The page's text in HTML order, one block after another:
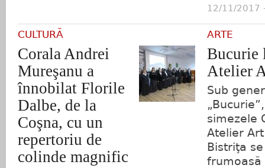
12/11/2017
CULTURĂ
Corala Andrei
Mureşanu a
înnobilat Florile
Dalbe, de la
Coşna, cu un
repertoriu de
colinde magnific
ARTE
Bucurie
Atelier
Sub
simezele
Atelier
Bistriţa
frumoasă